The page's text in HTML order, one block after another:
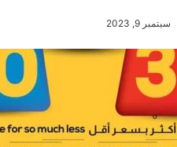
سبتمبر 9, 2023